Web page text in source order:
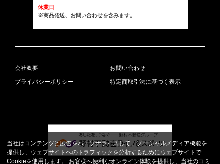
休業日
※商品発送、お問い合わせを含みます。
会社概要
お問い合わせ
プライバシーポリシー
特定商取引法に基づく表示
当社はコンテンツと広告をパーソナライズして、ソーシャルメディア機能を
提供し、ウェブサイトへのトラフィックを分析するためにウェブサイトで
Cookieを使用します。 お客様へ便利なオンライン体験を提供し、当社のコミ